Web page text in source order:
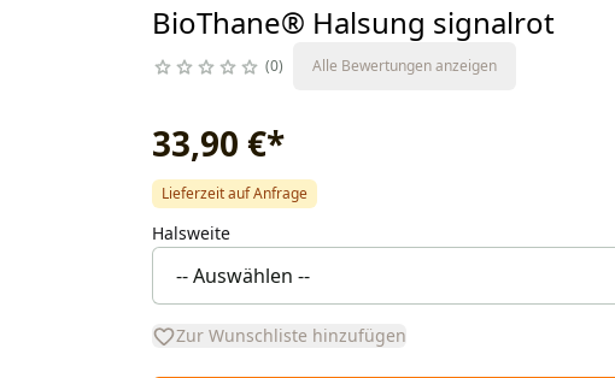
BioThane® Halsung signalrot
0 Alle Bewertungen anzeigen
33,90 €*
Lieferzeit auf Anfrage
Halsweite
Zur Wunschliste hinzufügen